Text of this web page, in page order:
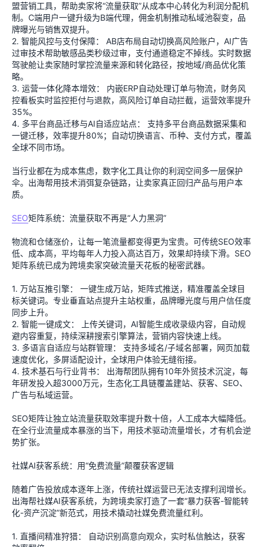
盟营销工具，帮助卖家将“流量获取”从成本中心转化为利润分配机
制。C端用户一键升级为B端代理，佣金机制推动私域池裂变，品
牌曝光与销售双提升。
2. 智能风控与支付保障： AB店布局自动切换高风险账户，AI广告
过审技术帮助敏感品类秒级过审，支付通道稳定不掉线。实时数据
驾驶舱让卖家随时掌控流量来源和转化路径，按地域/商品优化策
略。
3. 运营一体化降本增效： 内嵌ERP自动处理订单与物流，财务风
控看板实时监控拒付与退款，高风险订单自动拦截，运营效率提升
35%。
4. 多平台商品迁移与AI自适应站点： 支持多平台商品数据采集和
一键迁移，效率提升80%；自动切换语言、币种、支付方式，覆盖
全球不同市场。
当行业都在为成本焦虑，数字化工具让你的利润空间多一层保护
伞。出海帮用技术消弭复杂链路，让卖家真正回归产品与用户本
质。
SEO矩阵系统：流量获取不再是“人力黑洞”
物流和仓储涨价，让每一笔流量都变得更为宝贵。可传统SEO效率
低、成本高，平均每年人力投入高达百万，效果却持续下滑。SEO
矩阵系统已成为跨境卖家突破流量天花板的秘密武器。
1. 万站互推引擎： 一键生成万站，矩阵式推送，精准覆盖全球目
标关键词。专业垂直站点提升主站权重，品牌曝光度与用户信任度
同步上升。
2. 智能一键成文： 上传关键词，AI智能生成收录级内容，自动规
避内容重复，持续深耕搜索引擎算法，营销内容快速上线。
3. 多语言自适应与站群管理： 支持多域名/子域名部署，网页加载
速度优化，多屏适配设计，全球用户体验无缝衔接。
4. 技术基石与行业背书： 出海帮团队拥有10年外贸技术沉淀，每
年研发投入超3000万元，生态化工具链覆盖建站、获客、SEO、
广告与私域运营。
SEO矩阵让独立站流量获取效率提升数十倍，人工成本大幅降低。
在全行业流量成本暴涨的当下，用技术驱动流量增长，才有机会逆
势扩张。
社媒AI获客系统：用“免费流量”颠覆获客逻辑
随着广告投放成本逐年上涨，传统社媒运营已无法支撑利润增长。
出海帮社媒AI获客系统，为跨境卖家打造了一套“暴力获客-智能转
化-资产沉淀”新范式，用技术撬动社媒免费流量红利。
1. 直播间精准狩猎： 自动识别高意向观众，实时私信触达，获客